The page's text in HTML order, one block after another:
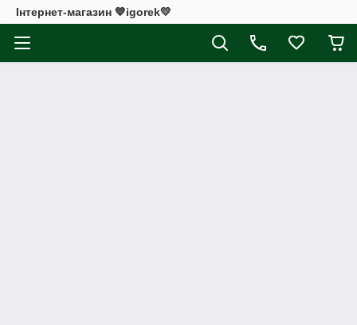
Інтернет-магазин 💙igorek💛